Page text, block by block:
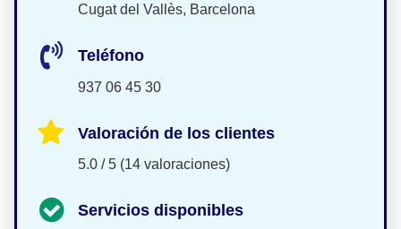
Cugat del Vallès, Barcelona
Teléfono
937 06 45 30
Valoración de los clientes
5.0 / 5 (14 valoraciones)
Servicios disponibles